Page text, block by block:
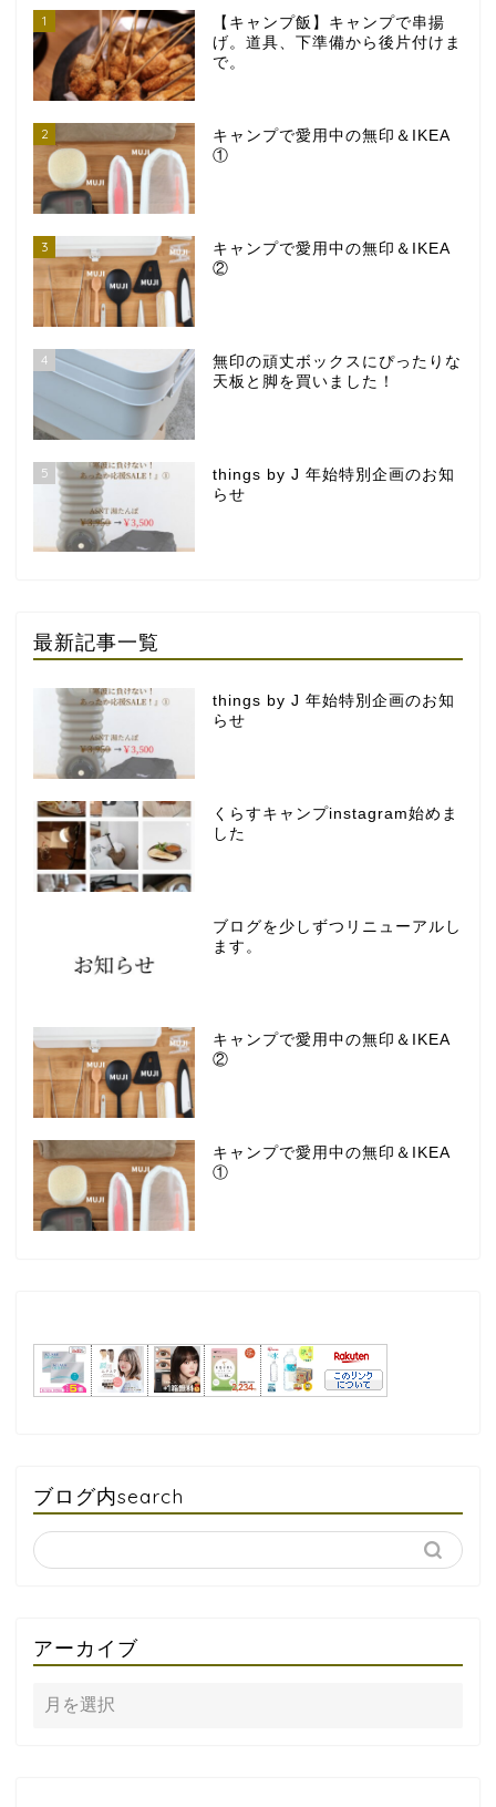
1
【キャンプ飯】キャンプで串揚
げ。道具、下準備から後片付けま
で。
2
キャンプで愛用中の無印＆IKEA
①
3
キャンプで愛用中の無印＆IKEA
②
4
無印の頑丈ボックスにぴったりな
天板と脚を買いました！
5
things by J 年始特別企画のお知
らせ
最新記事一覧
things by J 年始特別企画のお知
らせ
くらすキャンプinstagram始めま
した
ブログを少しずつリニューアルし
ます。
キャンプで愛用中の無印＆IKEA
②
キャンプで愛用中の無印＆IKEA
①
ブログ内search
アーカイブ